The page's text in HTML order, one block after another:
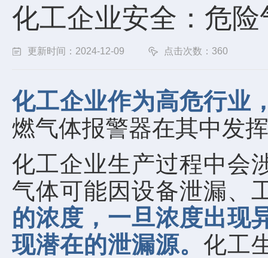
化工企业安全：危
更新时间：2024-12-09 点击次数：360
化工企业作为高危行业
燃气体报警器在其中发
化工企业生产过程中会
气体可能因设备泄漏、
的浓度，一旦浓度出现
现潜在的泄漏源。化工